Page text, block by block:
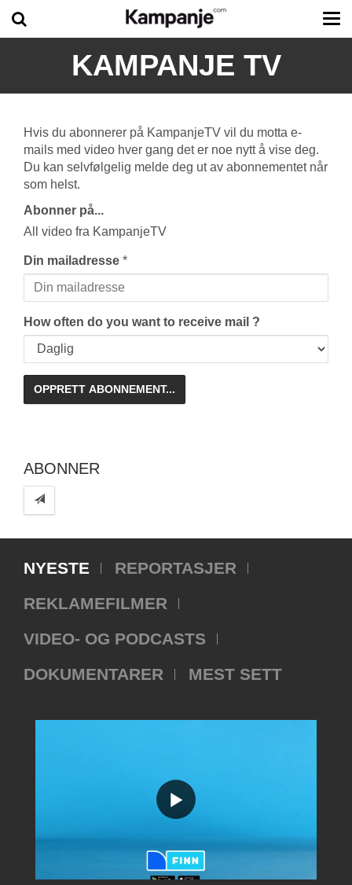
KAMPANJE TV
Hvis du abonnerer på KampanjeTV vil du motta e-
mails med video hver gang det er noe nytt å vise deg.
Du kan selvfølgelig melde deg ut av abonnementet når
som helst.
Abonner på...
All video fra KampanjeTV
Din mailadresse *
How often do you want to receive mail ?
ABONNER
NYESTE
REPORTASJER
REKLAMEFILMER
VIDEO- OG PODCASTS
DOKUMENTARER
MEST SETT